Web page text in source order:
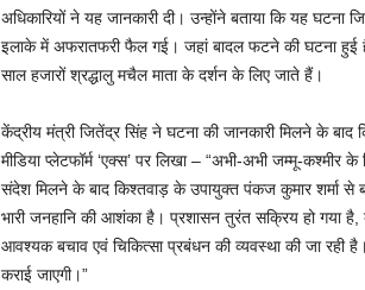
अधिकारियों ने यह जानकारी दी। उन्होंने बताया कि यह घटना
इलाके में अफरातफरी फैल गई। जहां बादल फटने की घटना हुई है
साल हजारों श्रद्धालु मचैल माता के दर्शन के लिए जाते हैं।
केंद्रीय मंत्री जितेंद्र सिंह ने घटना की जानकारी मिलने के
मीडिया प्लेटफॉर्म ‘एक्स’ पर लिखा – “अभी-अभी जम्मू-
संदेश मिलने के बाद किश्तवाड़ के उपायुक्त पंकज कुमार शर्मा से
भारी जनहानि की आशंका है। प्रशासन तुरंत सक्रिय हो गया
आवश्यक बचाव एवं चिकित्सा प्रबंधन की व्यवस्था की जा रही
कराई जाएगी।”